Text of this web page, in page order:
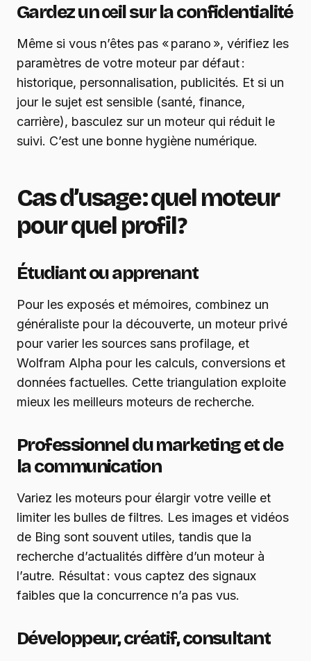
Gardez un œil sur la confidentialité
Même si vous n’êtes pas « parano », vérifiez les
paramètres de votre moteur par défaut :
historique, personnalisation, publicités. Et si un
jour le sujet est sensible (santé, finance,
carrière), basculez sur un moteur qui réduit le
suivi. C’est une bonne hygiène numérique.
Cas d’usage : quel moteur
pour quel profil ?
Étudiant ou apprenant
Pour les exposés et mémoires, combinez un
généraliste pour la découverte, un moteur privé
pour varier les sources sans profilage, et
Wolfram Alpha pour les calculs, conversions et
données factuelles. Cette triangulation exploite
mieux les meilleurs moteurs de recherche.
Professionnel du marketing et de
la communication
Variez les moteurs pour élargir votre veille et
limiter les bulles de filtres. Les images et vidéos
de Bing sont souvent utiles, tandis que la
recherche d’actualités diffère d’un moteur à
l’autre. Résultat : vous captez des signaux
faibles que la concurrence n’a pas vus.
Développeur, créatif, consultant